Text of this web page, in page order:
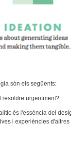
són els següents:
resoldre urgentment?
és l'essència del
i experiències